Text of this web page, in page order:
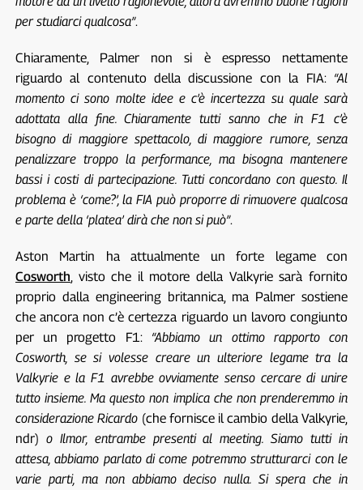
per studiarci qualcosa”.
Chiaramente, Palmer non si è espresso nettamente
riguardo al contenuto della discussione con la FIA: “Al
momento ci sono molte idee e c’è incertezza su quale sarà
adottata alla fine. Chiaramente tutti sanno che in F1 c’è
bisogno di maggiore spettacolo, di maggiore rumore, senza
penalizzare troppo la performance, ma bisogna mantenere
bassi i costi di partecipazione. Tutti concordano con questo. Il
problema è ‘come?’, la FIA può proporre di rimuovere qualcosa
e parte della ‘platea’ dirà che non si può”.
Aston Martin ha attualmente un forte legame con
Cosworth, visto che il motore della Valkyrie sarà fornito
proprio dalla engineering britannica, ma Palmer sostiene
che ancora non c’è certezza riguardo un lavoro congiunto
per un progetto F1: “Abbiamo un ottimo rapporto con
Cosworth, se si volesse creare un ulteriore legame tra la
Valkyrie e la F1 avrebbe ovviamente senso cercare di unire
tutto insieme. Ma questo non implica che non prenderemmo in
considerazione Ricardo (che fornisce il cambio della Valkyrie,
ndr) o Ilmor, entrambe presenti al meeting. Siamo tutti in
attesa, abbiamo parlato di come potremmo strutturarci con le
varie parti, ma non abbiamo deciso nulla. Si spera che in